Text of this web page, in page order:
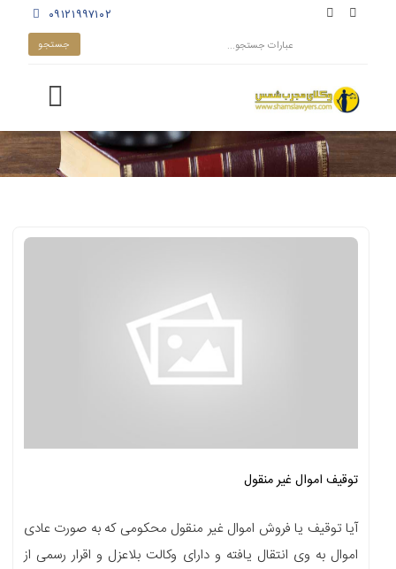
۰۹۱۲۱۹۹۷۱۰۲
توقیف اموال غیر منقول
آیا توقیف یا فروش اموال غیر منقول محکومی که به صورت عادی
اموال به وی انتقال یافته و دارای وکالت بلاعزل و اقرار رسمی از